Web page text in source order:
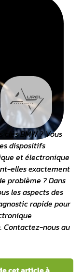
BMW ? Vous
dispositifs
et électronique
elles exactement
problème ? Dans
les aspects des
rapide pour
Contactez-nous au